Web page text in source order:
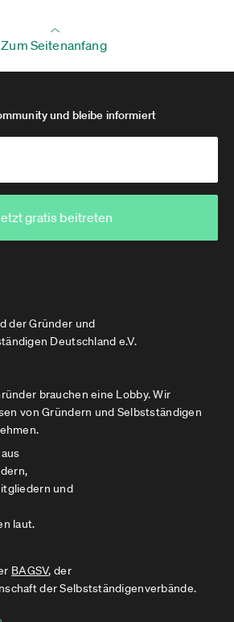
Zum Seitenanfang
der Gründer und
Deutschland e.V.
und bleibe informiert
gratis beitreten
brauchen eine Lobby. Wir
von Gründern und Selbstständigen
und
laut.
BAGSV, der
der Selbstständigenverbände.